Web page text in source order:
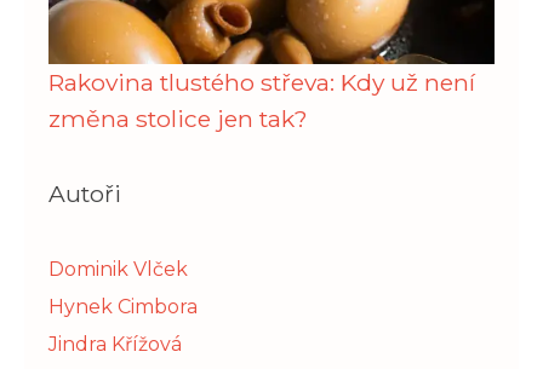
Rakovina tlustého střeva: Kdy už není
změna stolice jen tak?
Autoři
Dominik Vlček
Hynek Cimbora
Jindra Křížová